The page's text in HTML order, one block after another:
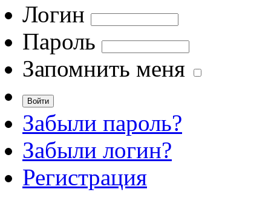
Логин
Пароль
Запомнить меня
Забыли пароль?
Забыли логин?
Регистрация